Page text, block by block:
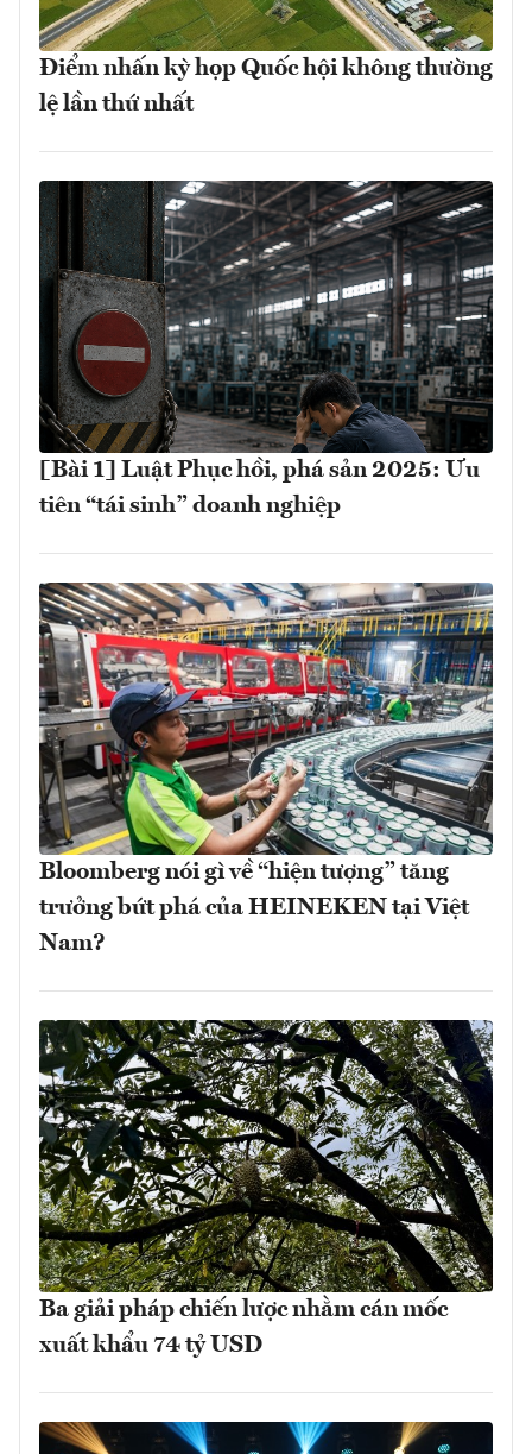
Điểm nhấn kỳ họp Quốc hội không thường
lệ lần thứ nhất
[Bài 1] Luật Phục hồi, phá sản 2025: Ưu
tiên “tái sinh” doanh nghiệp
Bloomberg nói gì về “hiện tượng” tăng
trưởng bứt phá của HEINEKEN tại Việt
Nam?
Ba giải pháp chiến lược nhằm cán mốc
xuất khẩu 74 tỷ USD